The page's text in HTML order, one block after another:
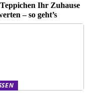
Ihr Zuhause
– so geht’s